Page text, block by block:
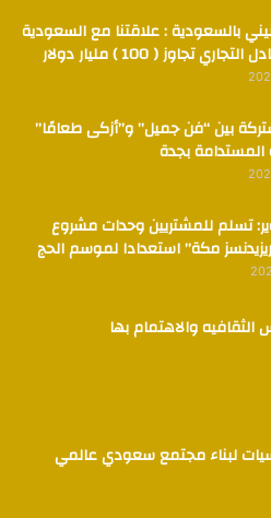
بالسعودية : علاقتنا مع السعودية
تجاوز ( 100 ) مليار دولار
بين “فن جميل” و”أزكى طعامًا”
المستدامة بجدة
تسلم للمشتريين وحدات مشروع
مكة” استعدادا لموسم الحج
والاهتمام بها
لبناء مجتمع سعودي عالمي